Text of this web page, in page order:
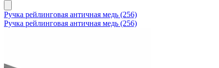
Ручка рейлинговая античная медь (256)
Ручка рейлинговая античная медь (256)